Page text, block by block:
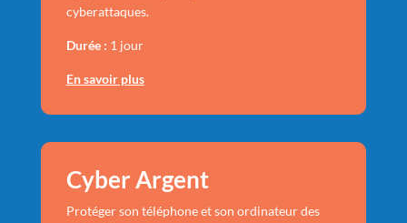
cyberattaques.
Durée : 1 jour
En savoir plus
Cyber Argent
Protéger son téléphone et son ordinateur des